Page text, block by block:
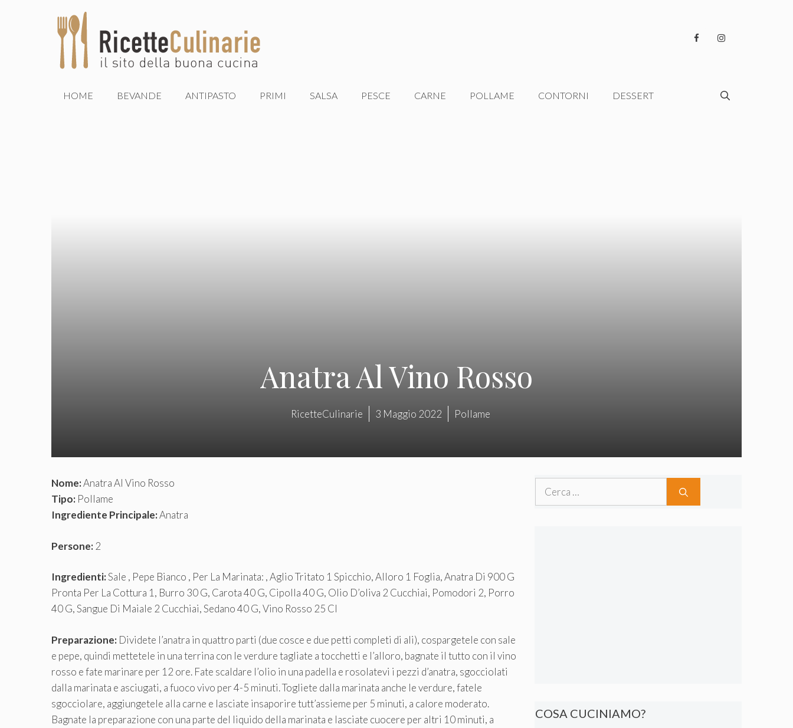
HOME BEVANDE ANTIPASTO PRIMI SALSA PESCE CARNE POLLAME CONTORNI DESSERT
Anatra Al Vino Rosso
RicetteCulinarie 3 Maggio 2022 Pollame
Nome:Anatra Al Vino Rosso
Tipo: Pollame
Ingrediente Principale:Anatra
Persone: 2
Ingredienti:Sale , Pepe Bianco , Per La Marinata: , Aglio Tritato 1 Spicchio, Alloro 1 Foglia, Anatra Di 900 G
Pronta Per La Cottura 1, Burro 30 G, Carota 40 G, Cipolla 40 G, Olio D’oliva 2 Cucchiai, Pomodori 2, Porro
40 G, Sangue Di Maiale 2 Cucchiai, Sedano 40 G, Vino Rosso 25 Cl
Preparazione: Dividete l’anatra in quattro parti (due cosce e due petti completi di ali), cospargetele con sale
e pepe, quindi mettetele in una terrina con le verdure tagliate a tocchetti e l’alloro, bagnate il tutto con il vino
rosso e fate marinare per 12 ore. Fate scaldare l’olio in una padella e rosolatevi i pezzi d’anatra, sgocciolati
dalla marinata e asciugati, a fuoco vivo per 4-5 minuti. Togliete dalla marinata anche le verdure, fatele
sgocciolare, aggiungetele alla carne e lasciate insaporire tutt’assieme per 5 minuti, a calore moderato.
Bagnate la preparazione con una parte del liquido della marinata e lasciate cuocere per altri 10 minuti, a
Ricerca
COSA CUCINIAMO?